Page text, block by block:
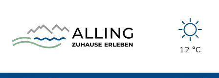
12 °C